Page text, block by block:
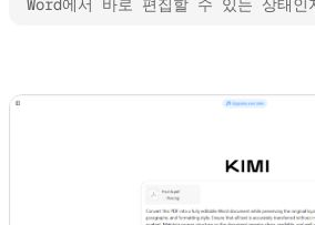
Word에서 바로 편집할 수 있는 상태인